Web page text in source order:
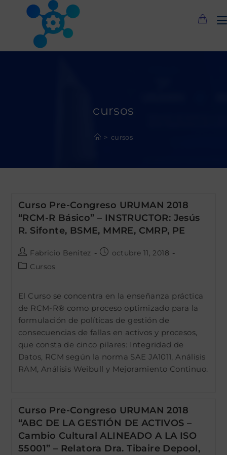
cursos
> cursos
Curso Pre-Congreso URUMAN 2018
“RCM-R Básico” – INSTRUCTOR: Jesús
R. Sifonte, BSME, MMRE, CMRP, PE
Autor
de
Fabricio Benitez
Publicación
octubre 11, 2018
Categoría
entrada:
Cursos
El Curso se concentra en la enseñanza práctica
de RCM-R® como proceso optimizado para la
formulación de políticas de gestión de
consecuencias de fallas en activos y procesos,
que consta de cinco pilares: Integridad de
Datos, RCM según la norma SAE JA1011, Análisis
RAM, Análisis Weibull y Mejoramiento Continuo.
Curso Pre-Congreso URUMAN 2018
“ABC DE LA GESTIÓN DE ACTIVOS –
Cambio Cultural ALINEADO A LA ISO
55001” – Relatora Dra. Tibaire Depool,